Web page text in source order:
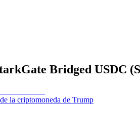
Bridged USDC
la criptomoneda de Trump